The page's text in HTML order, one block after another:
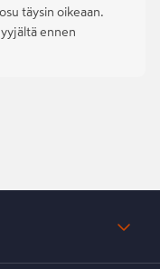
täysin oikeaan.
ennen